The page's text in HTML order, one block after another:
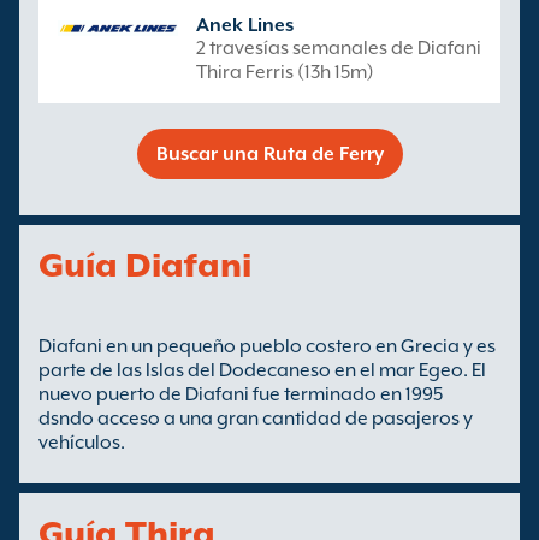
Anek Lines
2 travesías semanales de Diafani
Thira Ferris (13h 15m)
Buscar una Ruta de Ferry
Guía Diafani
Diafani en un pequeño pueblo costero en Grecia y es
parte de las Islas del Dodecaneso en el mar Egeo. El
nuevo puerto de Diafani fue terminado en 1995
dsndo acceso a una gran cantidad de pasajeros y
vehículos.